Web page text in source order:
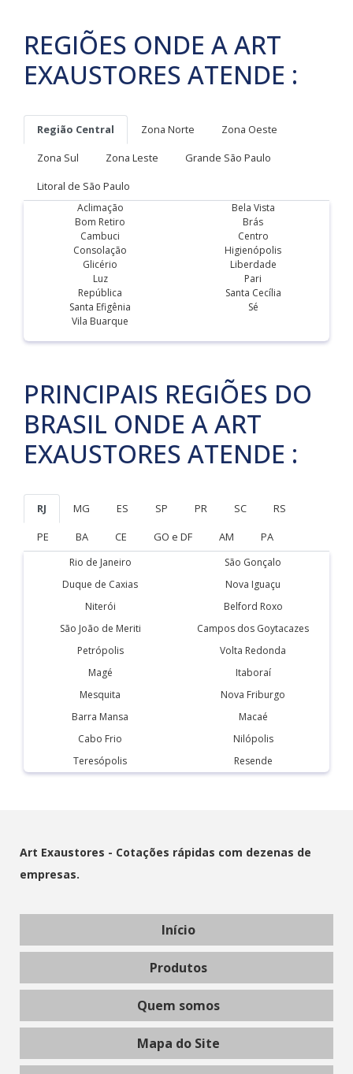
REGIÕES ONDE A ART
EXAUSTORES ATENDE :
Região Central Zona Norte
Zona Oeste
Zona Sul
Zona Leste
Grande São Paulo
Litoral de São Paulo
Aclimação
Bela Vista
Bom Retiro
Brás
Cambuci
Centro
Consolação
Higienópolis
Glicério
Liberdade
Luz
Pari
República
Santa Cecília
Santa Efigênia
Sé
Vila Buarque
PRINCIPAIS REGIÕES DO
BRASIL ONDE A ART
EXAUSTORES ATENDE :
RJ MG ES SP PR SC
RS
PE
BA CE GO e DF AM PA
Rio de Janeiro
São Gonçalo
Duque de Caxias
Nova Iguaçu
Niterói
Belford Roxo
São João de Meriti
Campos dos Goytacazes
Petrópolis
Volta Redonda
Magé
Itaboraí
Mesquita
Nova Friburgo
Barra Mansa
Macaé
Cabo Frio
Nilópolis
Teresópolis
Resende
Art Exaustores - Cotações rápidas com dezenas de
empresas.
Início
Produtos
Quem somos
Mapa do Site